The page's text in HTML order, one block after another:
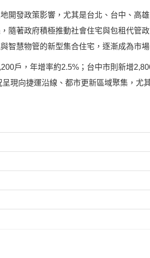
開發政策影響，尤其是台北、台中、高
隨著政府積極推動社會住宅與包租代管
智慧物管的新型集合住宅，逐漸成為市
戶，年增率約2.5%；台中市則新增
現向捷運沿線、都市更新區域聚集，尤